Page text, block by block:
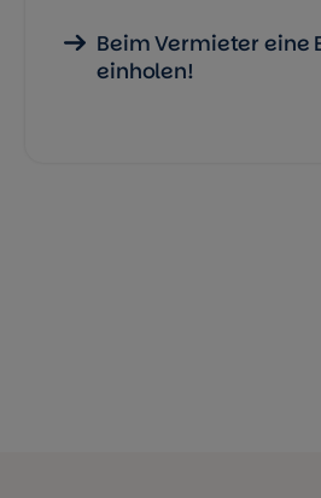
Beim Vermieter eine
einholen!